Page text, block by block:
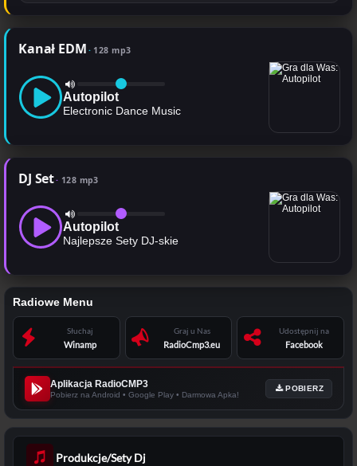
Kanał EDM 128 mp3
Autopilot
Electronic Dance Music
DJ Set 128 mp3
Autopilot
Najlepsze Sety DJ-skie
Radiowe Menu
Słuchaj
Winamp
Graj u Nas
RadioCmp3.eu
Udostępnij na
Facebook
Aplikacja RadioCMP3
Pobierz na Android • Google Play • Darmowa Apka!
POBIERZ
Produkcje/Sety Dj